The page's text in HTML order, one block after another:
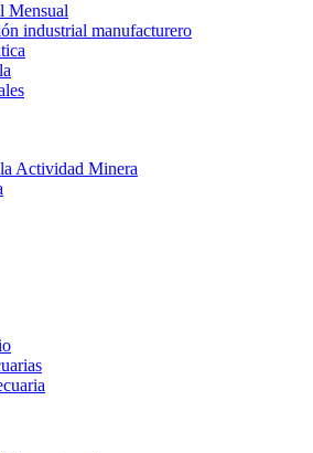
Mensual
industrial manufacturero
Actividad Minera